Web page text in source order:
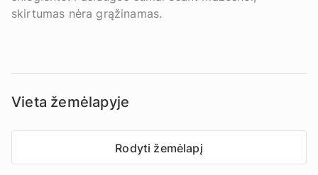
skirtumas nėra grąžinamas.
Vieta žemėlapyje
Rodyti žemėlapį